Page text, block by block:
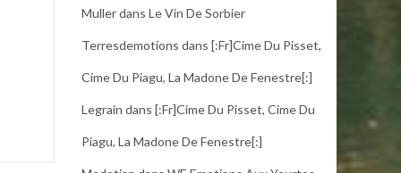
Mullerdans Le Vin De Sorbier
Terresdemotions dans [:fr]Cime Du Pisset,
Cime Du Piagu, La Madone De Fenestre[:]
Legrain dans [:fr]Cime Du Pisset, Cime Du
Piagu, La Madone De Fenestre[:]